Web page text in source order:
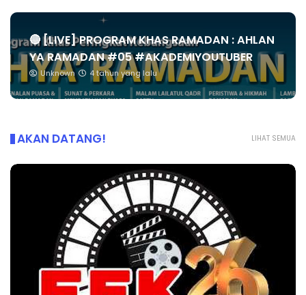
🔴 [LIVE] PROGRAM KHAS RAMADAN : AHLAN
YA RAMADAN #05 #AKADEMIYOUTUBER
Unknown 4 tahun yang lalu
LIHAT SEMUA
AKAN DATANG!